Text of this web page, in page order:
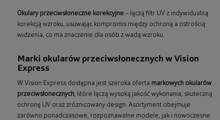
Okulary przeciwsłoneczne korekcyjne – łączą filtr UV z indywidualną
korekcją wzroku, usuwając kompromis między ochroną a ostrością
widzenia, co ma znaczenie dla osób z wadą wzroku.
Marki okularów przeciwsłonecznych w Vision
Express
W Vision Express dostępna jest szeroka oferta markowych okularów
przeciwsłonecznych, które łączą wysoką jakość wykonania, skuteczną
ochronę UV oraz zróżnicowany design. Asortyment obejmuje
zarówno ponadczasowe, rozpoznawalne modele, jak i nowoczesne